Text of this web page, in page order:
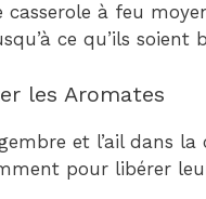
casserole à feu
ce qu’ils soient
les Aromates
et l’ail dans
pour libérer